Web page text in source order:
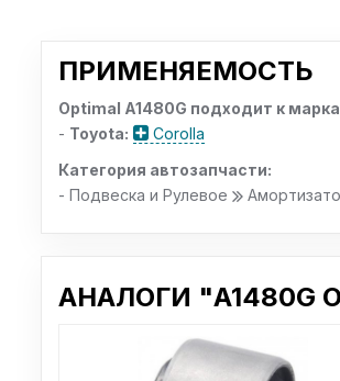
ПРИМЕНЯЕМОСТЬ
Optimal A1480G подходит к
- Toyota:
Corolla
Категория автозапчасти:
- Подвеска и Рулевое
АНАЛОГИ "A1480G